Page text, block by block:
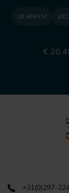
18.489 KM
€
+31(0)297-